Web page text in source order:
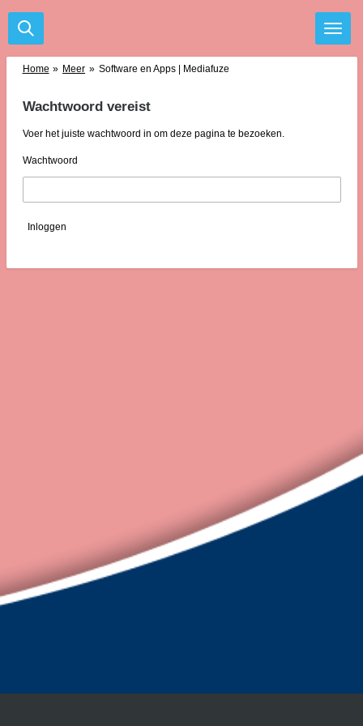
Ga
direct
Home » Meer » Software en Apps | Mediafuze
Wachtwoord vereist
Voer het juiste wachtwoord in om deze pagina te bezoeken.
Wachtwoord
Inloggen